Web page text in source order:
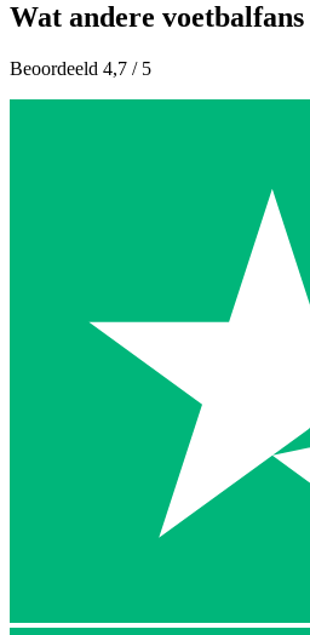
Wat andere voetbalfans
Beoordeeld 4,7 / 5